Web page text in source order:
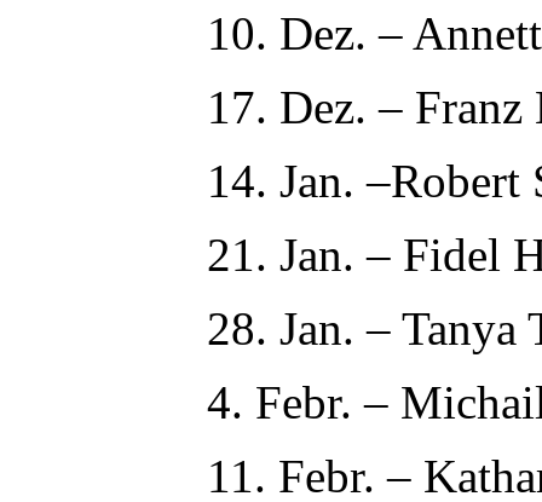
10. Dez. –
17. Dez. –
14. Jan.
21. Jan. – Fidel
28. Jan. –
4. Febr. –
11. Febr. –